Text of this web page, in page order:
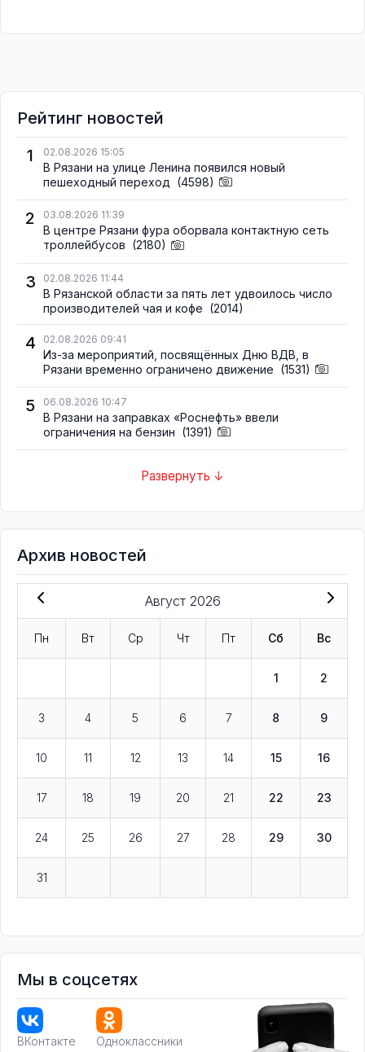
Рейтинг новостей
1
02.08.2026 15:05
В Рязани на улице Ленина появился новый
пешеходный переход (4598)
2 03.08.2026 11:39
В центре Рязани фура оборвала контактную сеть
троллейбусов (2180)
3 02.08.2026 11:44
В Рязанской области за пять лет удвоилось число
производителей чая и кофе (2014)
4 02.08.2026 09:41
Из-за мероприятий, посвящённых Дню ВДВ, в
Рязани временно ограничено движение (1531)
5 06.08.2026 10:47
В Рязани на заправках «Роснефть» ввели
ограничения на бензин (1391)
Развернуть ↓
Архив новостей
Август 2026
Пн Вт Ср Чт Пт Сб Вс
1 2
3 4 5 6 7 8 9
10 11 12 13 14 15 16
17 18 19 20 21 22 23
24 25 26 27 28 29 30
31
Мы в соцсетях
ВКонтакте Одноклассники